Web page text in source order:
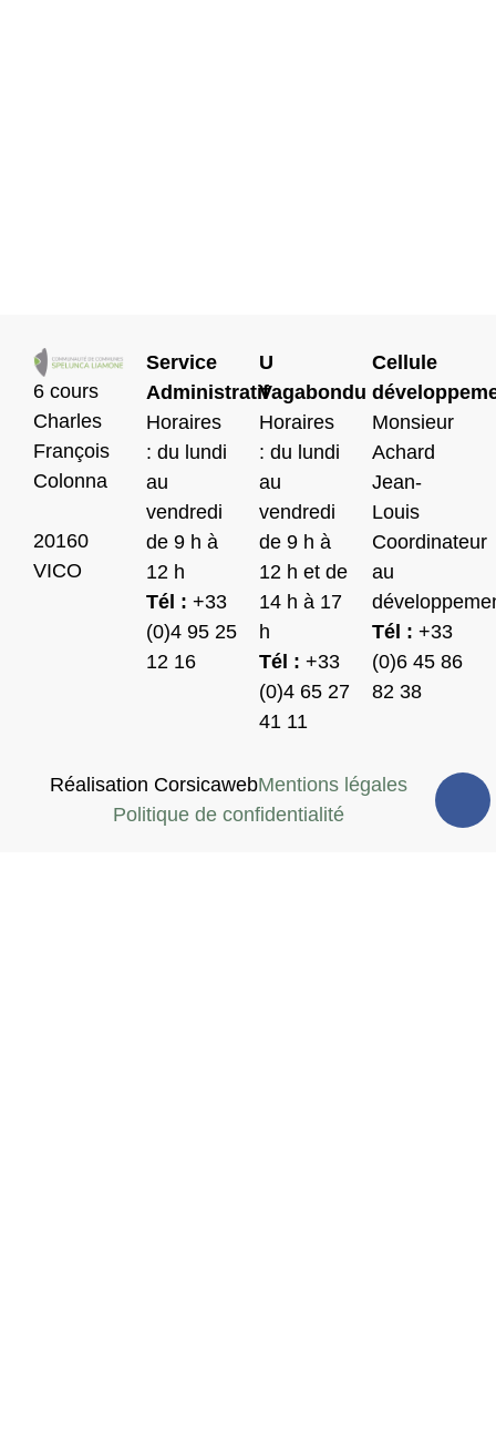
6 cours
Charles
François
Colonna
20160
VICO
Service
Administratif
Horaires
: du lundi
au
vendredi
de 9 h à
12 h
Tél : +33
(0)4 95 25
12 16
U
Vagabondu
Horaires
: du lundi
au
vendredi
de 9 h à
12 h et de
14 h à 17
h
Tél : +33
(0)4 65 27
41 11
Cellule
Monsieur
Achard
Jean-
Louis
Coordinateur
au
Tél : +33
(0)6 45 86
82 38
Réalisation CorsicawebMentions légales
Politique de confidentialité